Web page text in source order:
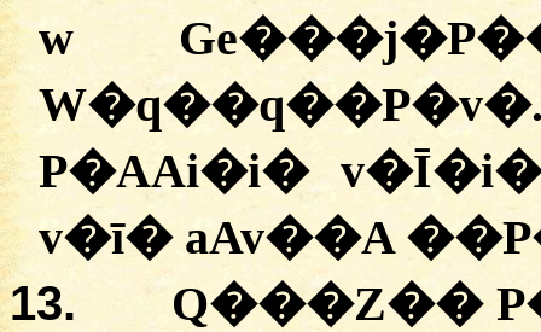
w
P�AAi�i�
v�ī� aAv��A
13.
Q���Z��